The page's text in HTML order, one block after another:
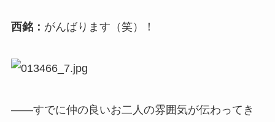
西銘： がんばります（笑）！
――すでに仲の良いお二人の雰囲気が伝わってき